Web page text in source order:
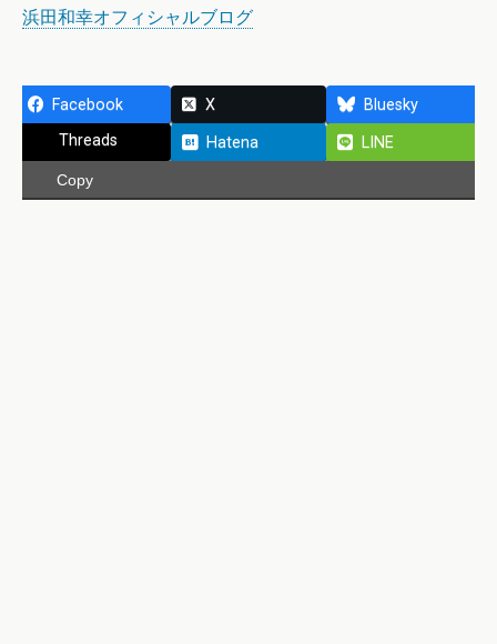
浜田和幸オフィシャルブログ
Facebook X
Bluesky
Threads
Hatena LINE
Copy